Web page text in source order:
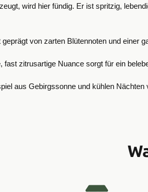
wird hier fündig. Er ist spritzig,
geprägt von zarten Blütennoten und einer
fast zitrusartige Nuance sorgt für ein
aus Gebirgssonne und kühlen